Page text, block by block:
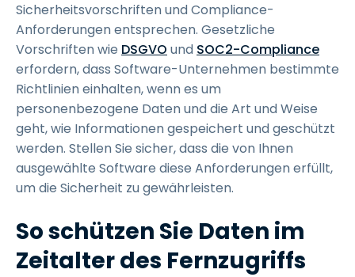
Sicherheitsvorschriften und Compliance-
Anforderungen entsprechen. Gesetzliche
Vorschriften wie DSGVO und SOC2-Compliance
erfordern, dass Software-Unternehmen bestimmte
Richtlinien einhalten, wenn es um
personenbezogene Daten und die Art und Weise
geht, wie Informationen gespeichert und geschützt
werden. Stellen Sie sicher, dass die von Ihnen
ausgewählte Software diese Anforderungen erfüllt,
um die Sicherheit zu gewährleisten.
So schützen Sie Daten im
Zeitalter des Fernzugriffs